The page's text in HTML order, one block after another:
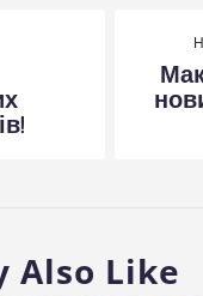
Also Like